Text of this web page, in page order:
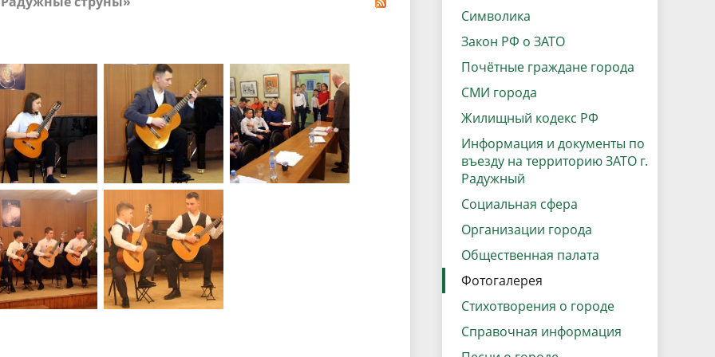
Городская среда
Региональный контроль
коррупции
Муниципально - частное
партнёрство
Поддержка малого и среднего
предпринимательства
Символика
Закон РФ о ЗАТО
Почётные граждане города
СМИ города
Жилищный кодекс РФ
Информация и документы по
въезду на территорию ЗАТО г.
Радужный
Социальная сфера
Организации города
Общественная палата
Фотогалерея
Стихотворения о городе
Справочная информация